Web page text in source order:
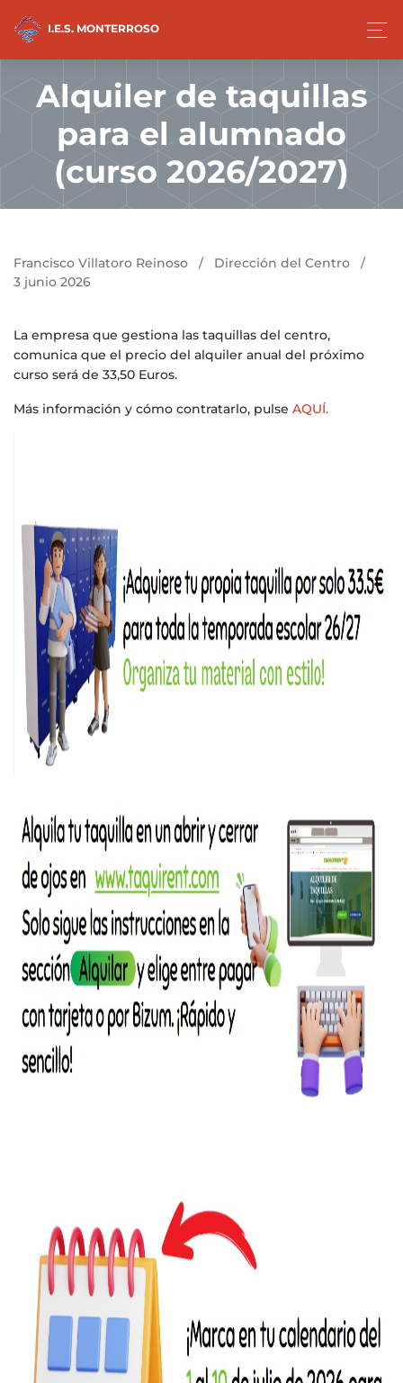
I.E.S. MONTERROSO
Alquiler de taquillas
para el alumnado
(curso 2026/2027)
Francisco Villatoro Reinoso / Dirección del Centro
/
3 junio 2026
La empresa que gestiona las taquillas del centro,
comunica que el precio del alquiler anual del próximo
curso será de 33,50 Euros.
Más información y cómo contratarlo, pulse AQUÍ.